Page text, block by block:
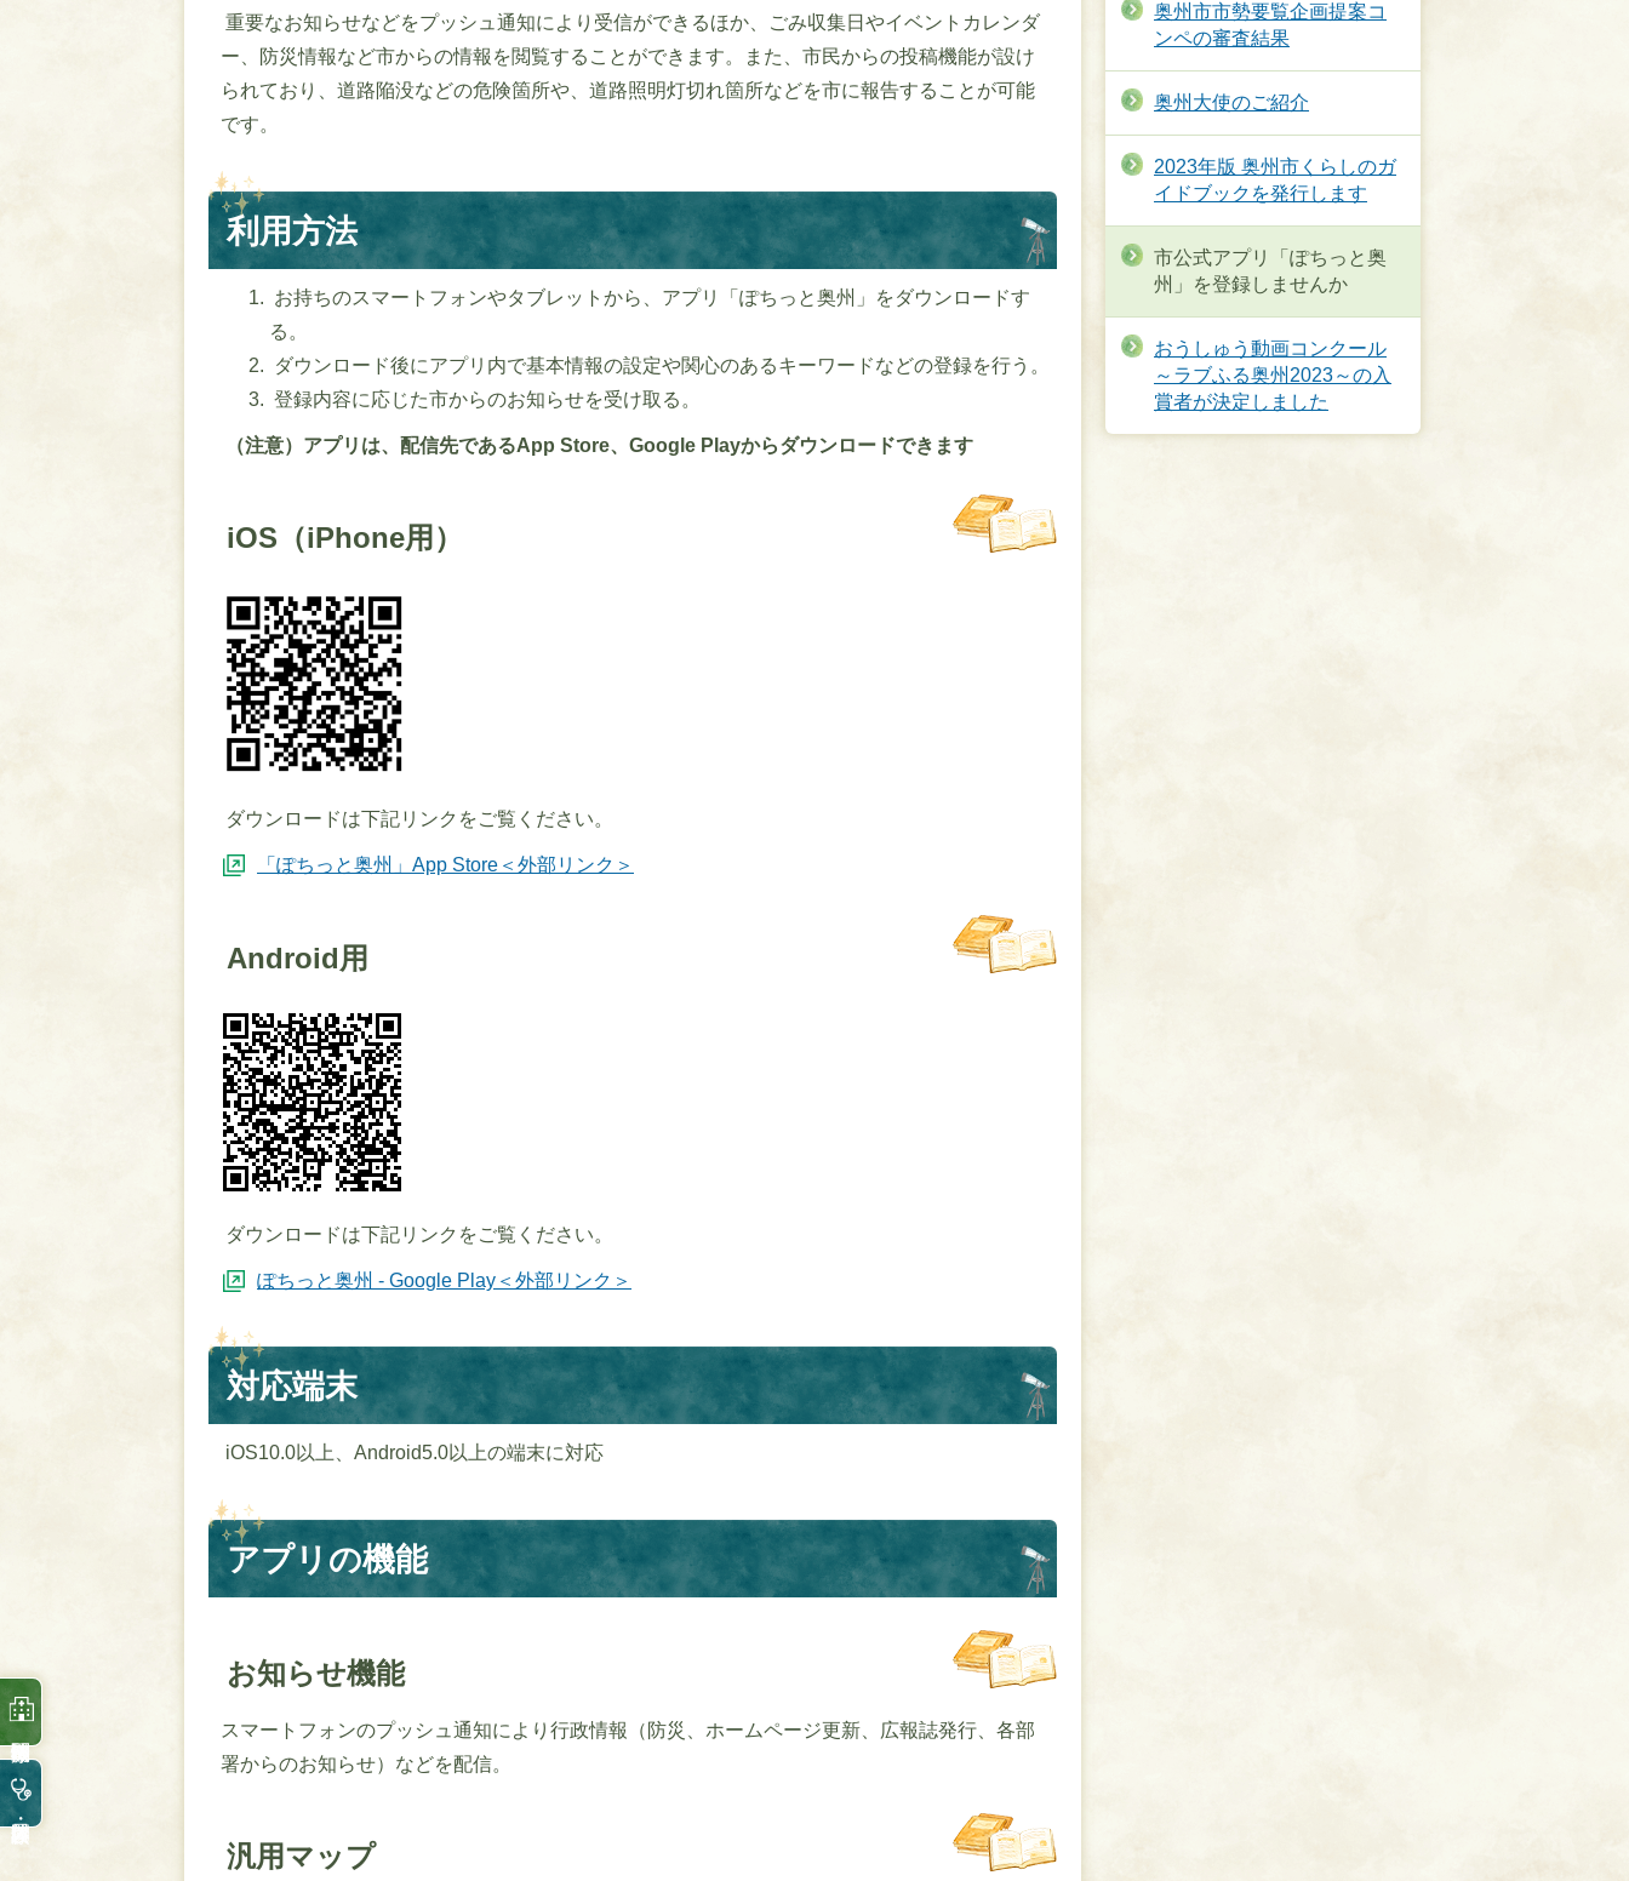
重要なお知らせなどをプッシュ通知により受信ができるほか、ごみ収集日やイベントカレンダ
ー、防災情報など市からの情報を閲覧することができます。また、市民からの投稿機能が設け
られており、道路陥没などの危険箇所や、道路照明灯切れ箇所などを市に報告することが可能
です。
利用方法
お持ちのスマートフォンやタブレットから、アプリ「ぽちっと奥州」をダウンロードす
る。
ダウンロード後にアプリ内で基本情報の設定や関心のあるキーワードなどの登録を行う。
登録内容に応じた市からのお知らせを受け取る。
（注意）アプリは、配信先であるApp Store、Google Playからダウンロードできます
iOS（iPhone用）
ダウンロードは下記リンクをご覧ください。
「ぽちっと奥州」App Store＜外部リンク＞
Android用
ダウンロードは下記リンクをご覧ください。
ぽちっと奥州 - Google Play＜外部リンク＞
対応端末
iOS10.0以上、Android5.0以上の端末に対応
アプリの機能
お知らせ機能
スマートフォンのプッシュ通知により行政情報（防災、ホームページ更新、広報誌発行、各部
署からのお知らせ）などを配信。
汎用マップ
奥州市市勢要覧企画提案コ
ンペの審査結果
奥州大使のご紹介
2023年版 奥州市くらしのガ
イドブックを発行します
市公式アプリ「ぽちっと奥
州」を登録しませんか
おうしゅう動画コンクール
～ラブふる奥州2023～の入
賞者が決定しました